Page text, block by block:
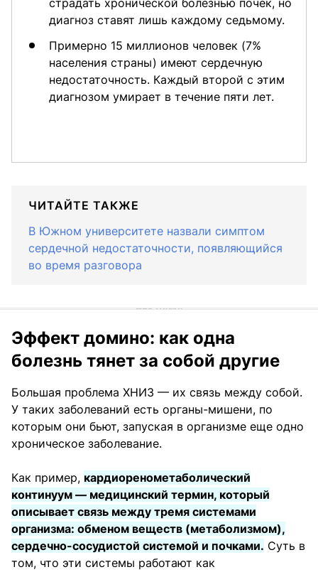
страдать хронической болезнью почек, но
диагноз ставят лишь каждому седьмому.
Примерно 15 миллионов человек (7%
населения страны) имеют сердечную
недостаточность. Каждый второй с этим
диагнозом умирает в течение пяти лет.
ЧИТАЙТЕ ТАКЖЕ
В Южном университете назвали симптом
сердечной недостаточности, появляющийся
во время разговора
Эффект домино: как одна
болезнь тянет за собой другие
Большая проблема ХНИЗ — их связь между собой.
У таких заболеваний есть органы-мишени, по
которым они бьют, запуская в организме еще одно
хроническое заболевание.
Как пример, кардиоренометаболический
континуум — медицинский термин, который
описывает связь между тремя системами
организма: обменом веществ (метаболизмом),
сердечно-сосудистой системой и почками. Суть в
том, что эти системы работают как